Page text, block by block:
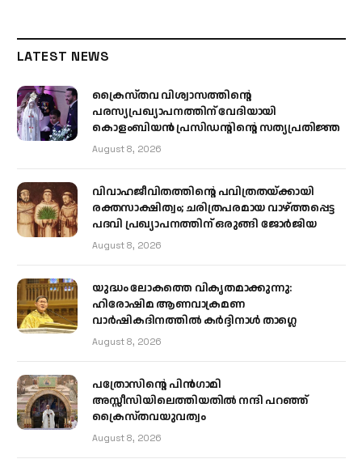
LATEST NEWS
ക്രൈസ്തവ വിശ്വാസത്തിന്റെ
പരസ്യപ്രഖ്യാപനത്തിന് വേദിയായി
കൊളംബിയൻ പ്രസിഡന്റിന്റെ സത്യപ്രതിജ്ഞ
August 8, 2026
വിവാഹജീവിതത്തിന്റെ പവിത്രതയ്ക്കായി
രക്തസാക്ഷിത്വം; ചരിത്രപരമായ വാഴ്ത്തപ്പെട്ട
പദവി പ്രഖ്യാപനത്തിന് ഒരുങ്ങി ജോര്‍ജിയ
August 8, 2026
യുദ്ധം ലോകത്തെ വികൃതമാക്കുന്നു:
ഹിരോഷിമ ആണവാക്രമണ
വാർഷികദിനത്തിൽ കർദ്ദിനാൾ താഗ്ലെ
August 8, 2026
പത്രോസിന്റെ പിൻഗാമി
അസ്സീസിയിലെത്തിയതിൽ നന്ദി പറഞ്ഞ്
ക്രൈസ്തവയുവത്വം
August 8, 2026